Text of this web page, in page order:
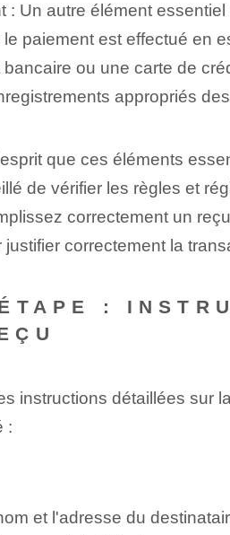
: Un autre élément
paiement est effectué en
ou une carte de
appropriés
que ces éléments
de vérifier les règles et
correctement un
correctement la
:
instructions détaillées sur
:
et l'adresse du